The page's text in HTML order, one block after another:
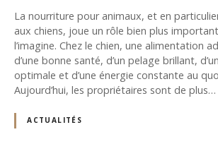
La nourriture pour animaux, et en
aux chiens, joue un rôle bien plus important
l’imagine. Chez le chien, une alimentation
d’une bonne santé, d’un pelage brillant,
optimale et d’une énergie constante au
Aujourd’hui, les propriétaires sont de plus…
ACTUALITÉS